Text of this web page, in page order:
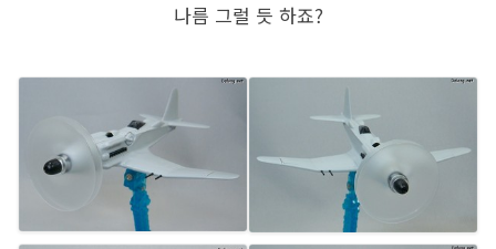
나름 그럴 듯 하죠?